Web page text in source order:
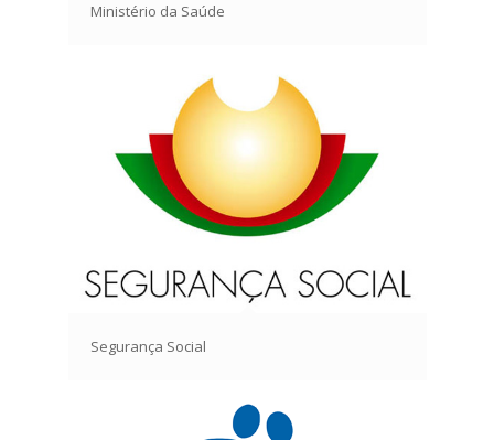
Ministério da Saúde
Segurança Social